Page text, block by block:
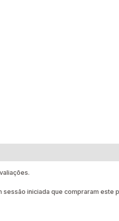
sessão iniciada que compraram este